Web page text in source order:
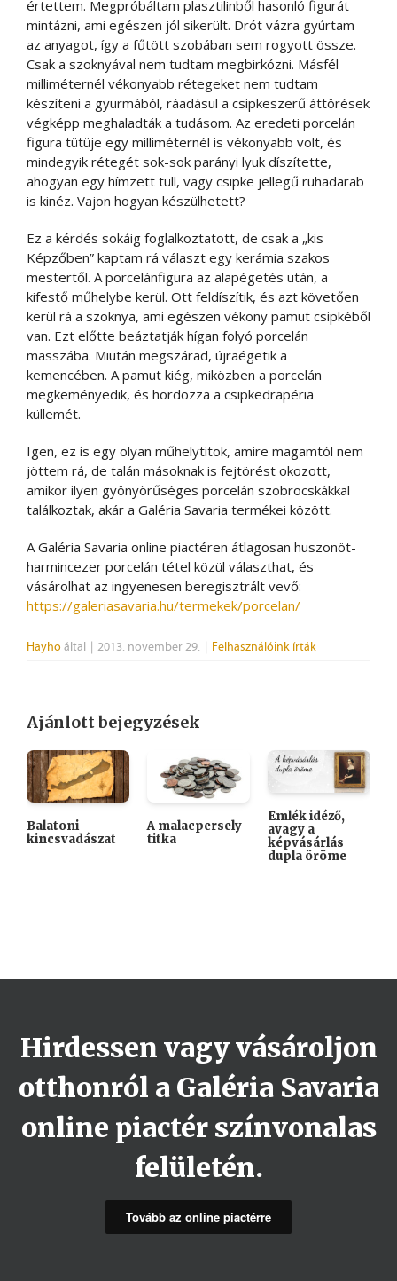
értettem. Megpróbáltam plasztilinből hasonló figurát
mintázni, ami egészen jól sikerült. Drót vázra gyúrtam
az anyagot, így a fűtött szobában sem rogyott össze.
Csak a szoknyával nem tudtam megbirkózni. Másfél
milliméternél vékonyabb rétegeket nem tudtam
készíteni a gyurmából, ráadásul a csipkeszerű áttörések
végképp meghaladták a tudásom. Az eredeti porcelán
figura tütüje egy milliméternél is vékonyabb volt, és
mindegyik rétegét sok-sok parányi lyuk díszítette,
ahogyan egy hímzett tüll, vagy csipke jellegű ruhadarab
is kinéz. Vajon hogyan készülhetett?
Ez a kérdés sokáig foglalkoztatott, de csak a „kis
Képzőben” kaptam rá választ egy kerámia szakos
mestertől. A porcelánfigura az alapégetés után, a
kifestő műhelybe kerül. Ott feldíszítik, és azt követően
kerül rá a szoknya, ami egészen vékony pamut csipkéből
van. Ezt előtte beáztatják hígan folyó porcelán
masszába. Miután megszárad, újraégetik a
kemencében. A pamut kiég, miközben a porcelán
megkeményedik, és hordozza a csipkedrapéria
küllemét.
Igen, ez is egy olyan műhelytitok, amire magamtól nem
jöttem rá, de talán másoknak is fejtörést okozott,
amikor ilyen gyönyörűséges porcelán szobrocskákkal
találkoztak, akár a Galéria Savaria termékei között.
A Galéria Savaria online piactéren átlagosan huszonöt-
harmincezer porcelán tétel közül választhat, és
vásárolhat az ingyenesen beregisztrált vevő:
https://galeriasavaria.hu/termekek/porcelan/
Hayhoáltal | 2013. november 29. | Felhasználóink írták
Ajánlott bejegyzések
Balatoni
kincsvadászat
A malacpersely
titka
Emlék idéző,
avagy a
képvásárlás
dupla öröme
Hirdessen vagy vásároljon
otthonról a Galéria Savaria
online piactér színvonalas
felületén.
Tovább az online piactérre